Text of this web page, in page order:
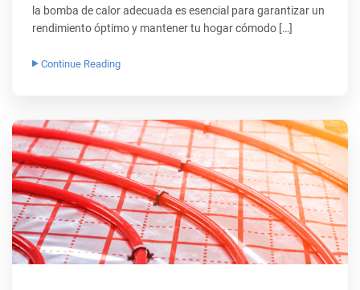
la bomba de calor adecuada es esencial para garantizar un
rendimiento óptimo y mantener tu hogar cómodo […]
Continue Reading